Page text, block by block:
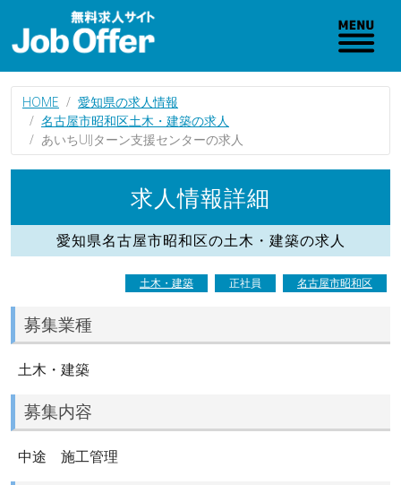
HOME
愛知県の求人情報
名古屋市昭和区土木・建築の求人
あいちUIJターン支援センターの求人
求人情報詳細
愛知県名古屋市昭和区の土木・建築の求人
土木・建築 正社員 名古屋市昭和区
募集業種
土木・建築
募集内容
中途 施工管理